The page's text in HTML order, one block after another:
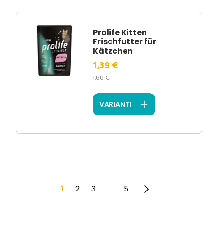
Prolife Kitten
Frischfutter für
Kätzchen
1,39 €
1,60 €
VARIANTI
1 2 3 … 5